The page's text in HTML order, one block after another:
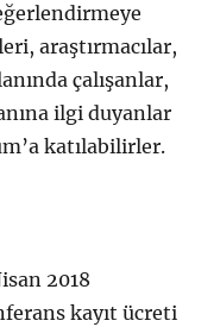
araştırmacılar,
çalışanlar,
ilgi duyanlar
katılabilirler.
2018
kayıt ücreti